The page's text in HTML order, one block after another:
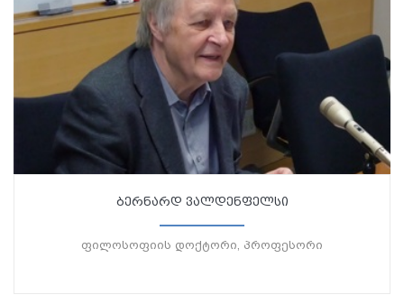
ბერნარდ ვალდენფელსი
ფილოსოფიის დოქტორი, პროფესორი